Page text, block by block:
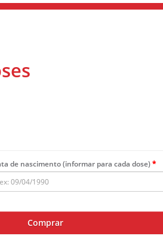
de nascimento (informar para cada dose)
Comprar